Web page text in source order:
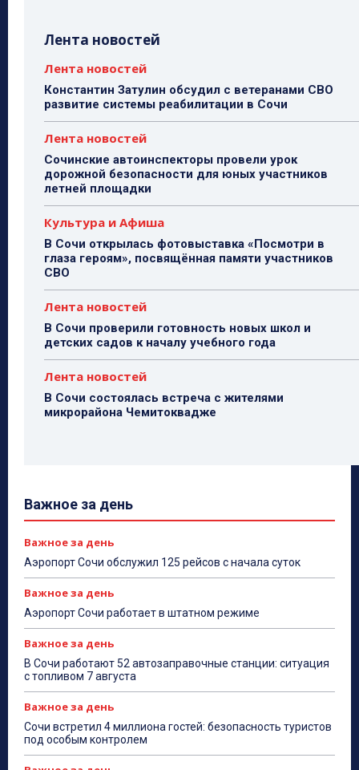
Лента новостей
Лента новостей
Константин Затулин обсудил с ветеранами СВО
развитие системы реабилитации в Сочи
Лента новостей
Сочинские автоинспекторы провели урок
дорожной безопасности для юных участников
летней площадки
Культура и Афиша
В Сочи открылась фотовыставка «Посмотри в
глаза героям», посвящённая памяти участников
СВО
Лента новостей
В Сочи проверили готовность новых школ и
детских садов к началу учебного года
Лента новостей
В Сочи состоялась встреча с жителями
микрорайона Чемитоквадже
Важное за день
Важное за день
Аэропорт Сочи обслужил 125 рейсов с начала суток
Важное за день
Аэропорт Сочи работает в штатном режиме
Важное за день
В Сочи работают 52 автозаправочные станции: ситуация
с топливом 7 августа
Важное за день
Сочи встретил 4 миллиона гостей: безопасность туристов
под особым контролем